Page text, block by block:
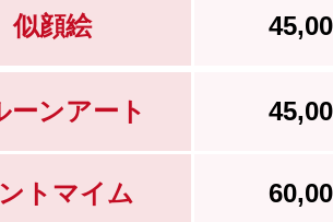
似顔絵
ーンアート
トマイム